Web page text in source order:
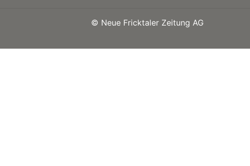
© Neue Fricktaler Zeitung AG